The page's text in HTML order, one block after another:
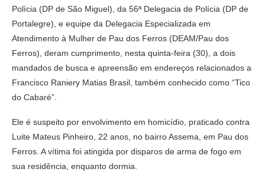
Polícia (DP de São Miguel), da 56ª Delegacia de Polícia (DP de
Portalegre), e equipe da Delegacia Especializada em
Atendimento à Mulher de Pau dos Ferros (DEAM/Pau dos
Ferros), deram cumprimento, nesta quinta-feira (30), a dois
mandados de busca e apreensão em endereços relacionados a
Francisco Raniery Matias Brasil, também conhecido como “Tico
do Cabaré”.
Ele é suspeito por envolvimento em homicídio, praticado contra
Luite Mateus Pinheiro, 22 anos, no bairro Assema, em Pau dos
Ferros. A vítima foi atingida por disparos de arma de fogo em
sua residência, enquanto dormia.